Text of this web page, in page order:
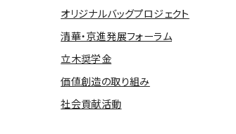
オリジナルバッグプロジェクト
清華・京進発展フォーラム
立木奨学金
価値創造の取り組み
社会貢献活動